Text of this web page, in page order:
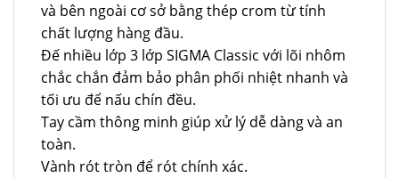
và bên ngoài cơ sở bằng thép crom từ tính
chất lượng hàng đầu.
Đế nhiều lớp 3 lớp SIGMA Classic với lõi nhôm
chắc chắn đảm bảo phân phối nhiệt nhanh và
tối ưu để nấu chín đều.
Tay cầm thông minh giúp xử lý dễ dàng và an
toàn.
Vành rót tròn để rót chính xác.